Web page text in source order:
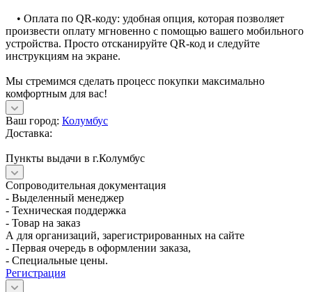
• Оплата по QR-коду: удобная опция, которая позволяет
произвести оплату мгновенно с помощью вашего мобильного
устройства. Просто отсканируйте QR-код и следуйте
инструкциям на экране.
Мы стремимся сделать процесс покупки максимально
комфортным для вас!
Ваш город: Колумбус
Доставка:
Пункты выдачи в г.Колумбус
Сопроводительная документация
- Выделенный менеджер
- Техническая поддержка
- Товар на заказ
А для организаций, зарегистрированных на сайте
- Первая очередь в оформлении заказа,
- Специальные цены.
Регистрация